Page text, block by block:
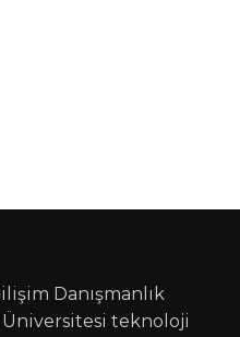
Danışmanlık
teknoloji